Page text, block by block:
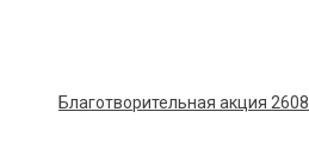
Благотворительная акция 2608